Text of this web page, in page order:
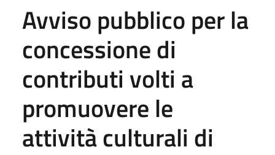
Avviso pubblico per la
concessione di
contributi volti a
promuovere le
attività culturali di